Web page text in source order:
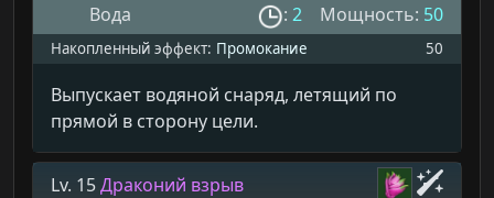
Вода
: 2 Мощность: 50
Накопленный эффект: Промокание 50
Выпускает водяной снаряд, летящий по
прямой в сторону цели.
Lv. 15Драконий взрыв